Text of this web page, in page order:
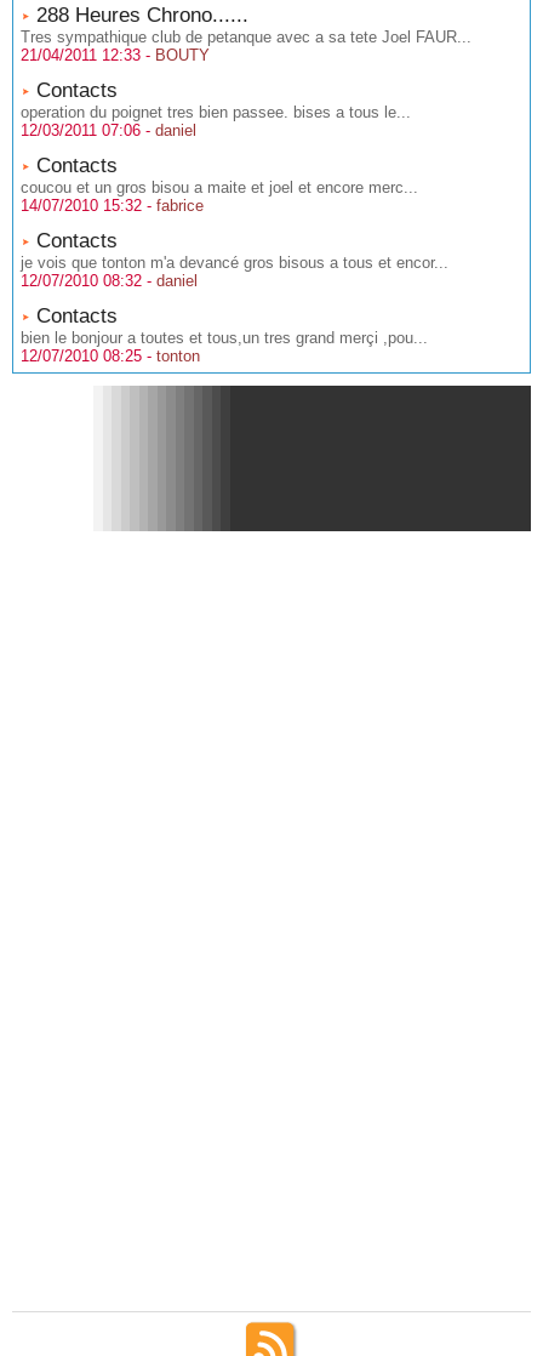
288 Heures Chrono......
Tres sympathique club de petanque avec a sa tete Joel FAUR...
21/04/2011 12:33 - BOUTY
Contacts
operation du poignet tres bien passee. bises a tous le...
12/03/2011 07:06 - daniel
Contacts
coucou et un gros bisou a maite et joel et encore merc...
14/07/2010 15:32 - fabrice
Contacts
je vois que tonton m'a devancé gros bisous a tous et encor...
12/07/2010 08:32 - daniel
Contacts
bien le bonjour a toutes et tous,un tres grand merçi ,pou...
12/07/2010 08:25 - tonton